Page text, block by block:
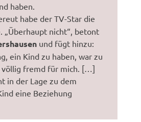
haben.
habe der TV-Star die
„Überhaupt nicht“, betont
und fügt hinzu:
ein Kind zu haben, war zu
völlig fremd für mich. […]
in der Lage zu dem
eine Beziehung